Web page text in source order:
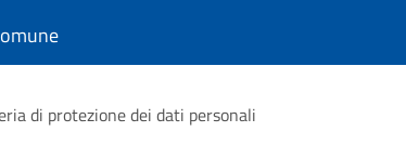
di protezione dei dati personali